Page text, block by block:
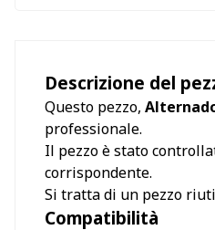
Descrizione del
Questo pezzo,
professionale.
Il pezzo è stato
corrispondente.
Si tratta di un pezzo
Compatibilità